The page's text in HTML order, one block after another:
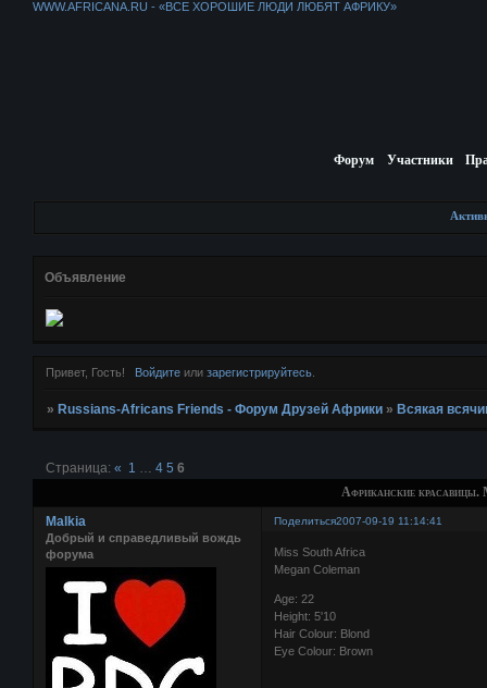
WWW.AFRICANA.RU - «ВСЕ ХОРОШИЕ ЛЮДИ ЛЮБЯТ АФРИКУ»
Форум Участники
Объявление
Привет, Гость! Войдитеили зарегистрируйтесь.
» Russians-Africans Friends - Форум Друзей Африки » Всякая
Африканские
Страница:« 1 4 5 6
Поделиться2007-09-19 11:14:41
Malkia
Добрый и справедливый вождь
форума
Miss South Africa
Megan Coleman
Age: 22
Height: 5'10
Hair Colour: Blond
Eye Colour: Brown